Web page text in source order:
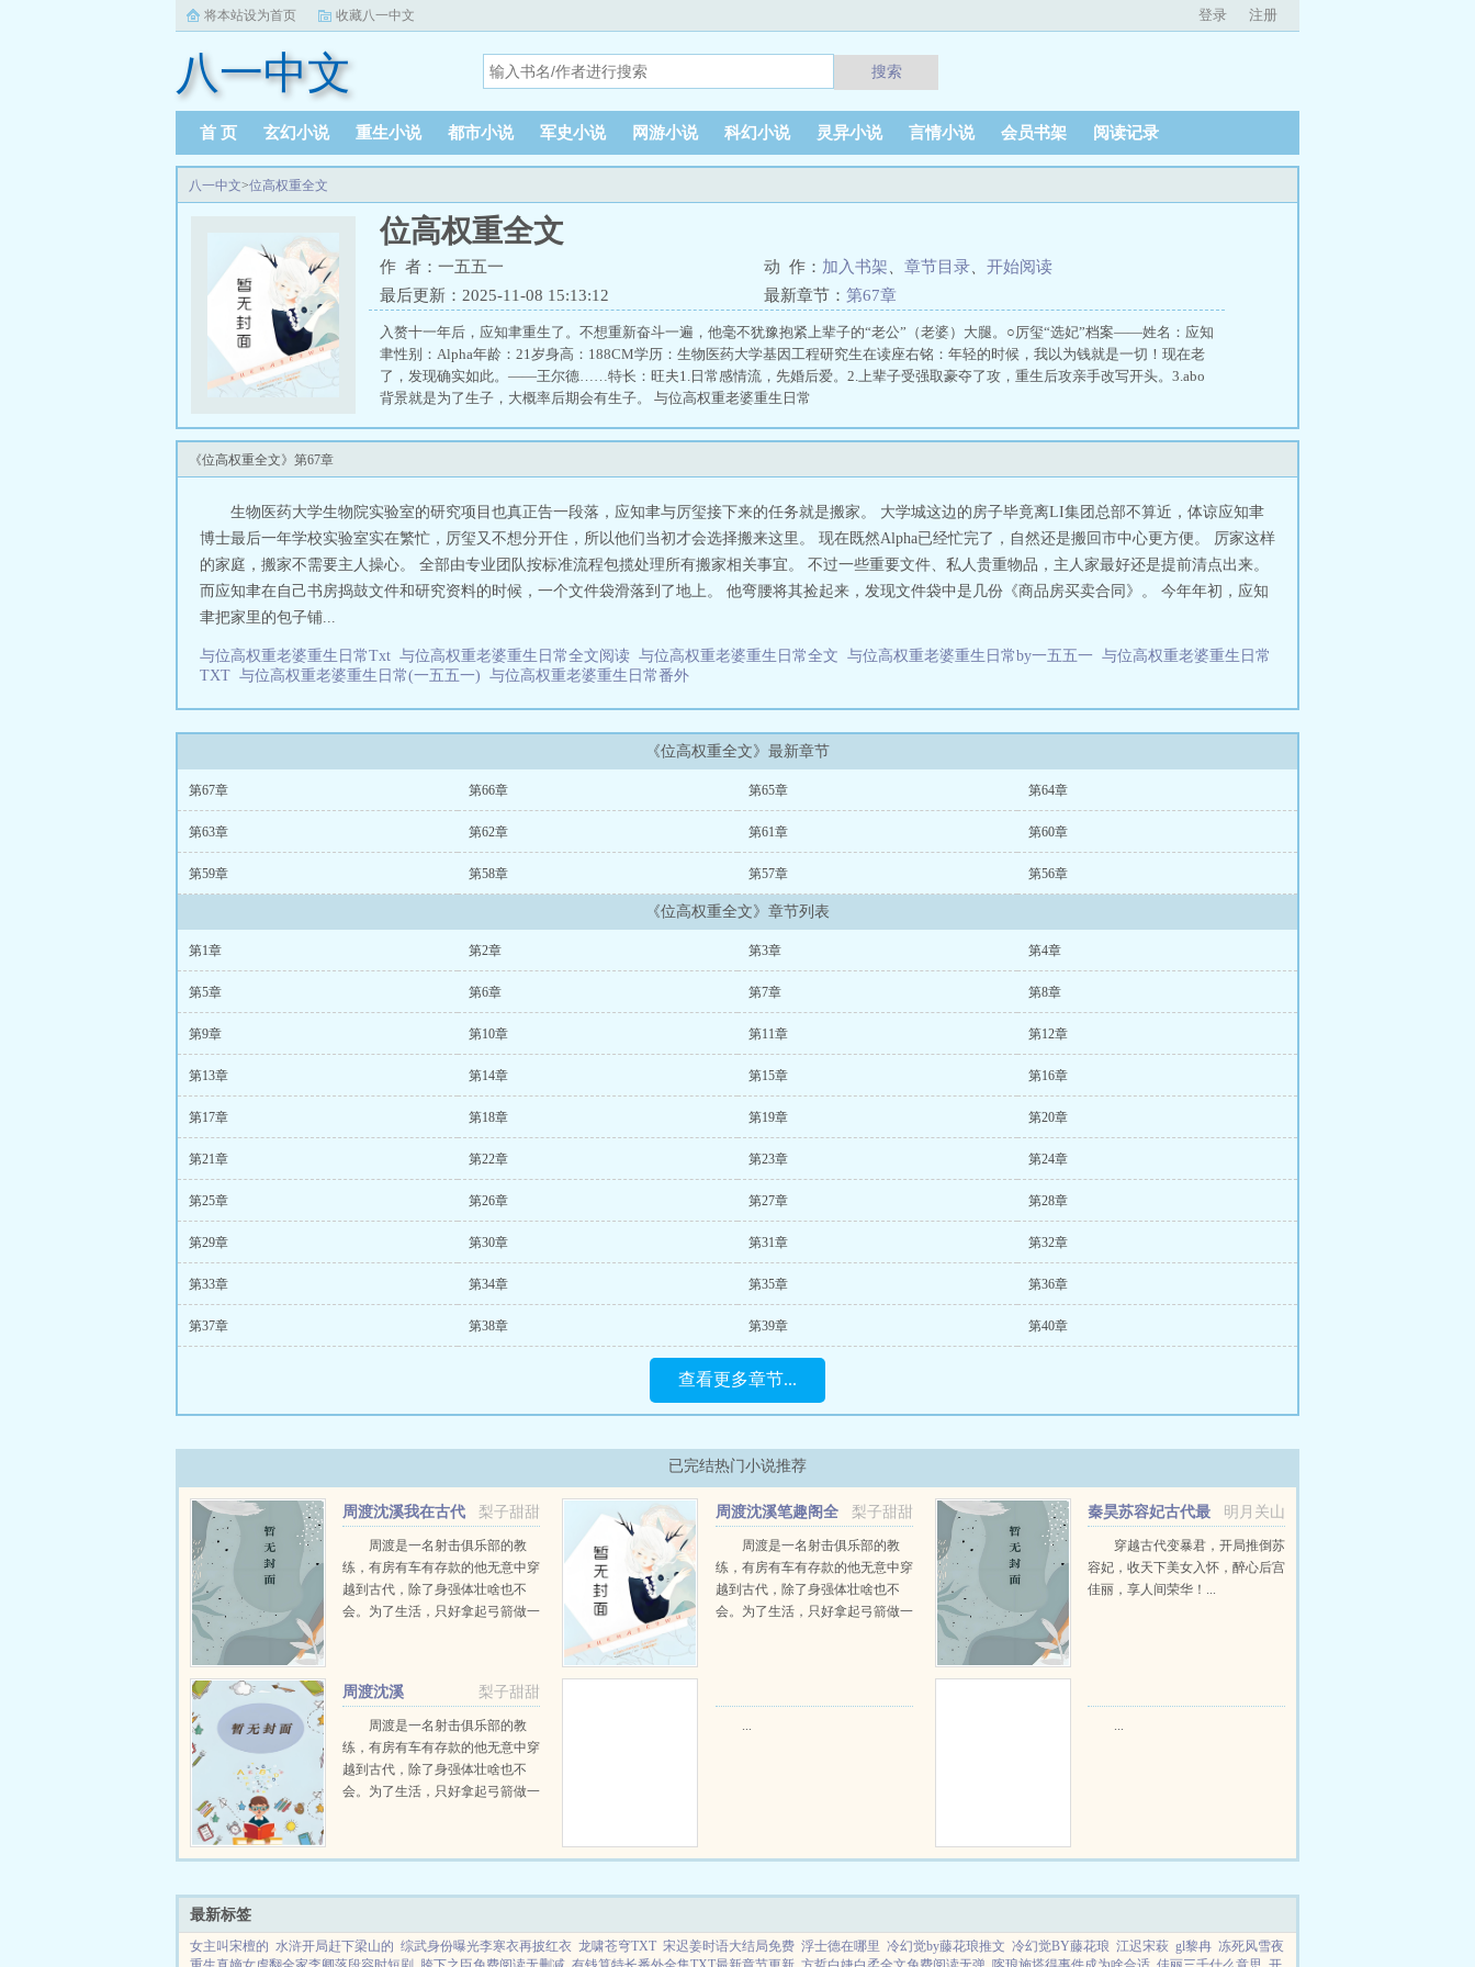
将本站设为首页 收藏八一中文 登录 注册
八一中文 搜索
首 页 玄幻小说 重生小说 都市小说 军史小说 网游小说 科幻小说 灵异小说 言情小说 会员书架 阅读记录
八一中文>位高权重全文
位高权重全文
作 者：一五五一 动 作： 加入书架 章节目录
开始阅读
最后更新：2025-11-08 15:13:12
最新章节： 第67章
入赘十一年后，应知聿重生了。不想重新奋斗一遍，他毫不犹豫抱紧上辈子的“老公”（老婆）大腿。○厉玺“选妃”档案——姓名：应知
聿性别：Alpha年龄：21岁身高：188CM学历：生物医药大学基因工程研究生在读座右铭：年轻的时候，我以为钱就是一切！现在老
了，发现确实如此。——王尔德……特长：旺夫1.日常感情流，先婚后爱。2.上辈子受强取豪夺了攻，重生后攻亲手改写开头。3.abo
背景就是为了生子，大概率后期会有生子。 与位高权重老婆重生日常
《位高权重全文》第67章
生物医药大学生物院实验室的研究项目也真正告一段落，应知聿与厉玺接下来的任务就是搬家。 大学城这边的房子毕竟离LI集团总部不算近，体谅应知聿
博士最后一年学校实验室实在繁忙，厉玺又不想分开住，所以他们当初才会选择搬来这里。 现在既然Alpha已经忙完了，自然还是搬回市中心更方便。 厉家这样
的家庭，搬家不需要主人操心。 全部由专业团队按标准流程包揽处理所有搬家相关事宜。 不过一些重要文件、私人贵重物品，主人家最好还是提前清点出来。
而应知聿在自己书房捣鼓文件和研究资料的时候，一个文件袋滑落到了地上。 他弯腰将其捡起来，发现文件袋中是几份《商品房买卖合同》。 今年年初，应知
聿把家里的包子铺...
与位高权重老婆重生日常Txt 与位高权重老婆重生日常全文阅读 与位高权重老婆重生日常全文 与位高权重老婆重生日常by一五五一 与位高权重老婆重生日常
TXT 与位高权重老婆重生日常(一五五一) 与位高权重老婆重生日常番外
《位高权重全文》最新章节
第67章 第66章 第65章 第64章
第63章 第62章 第61章 第60章
第59章 第58章 第57章 第56章
《位高权重全文》章节列表
第1章 第2章 第3章 第4章
第5章 第6章 第7章 第8章
第9章 第10章 第11章 第12章
第13章 第14章 第15章 第16章
第17章 第18章 第19章 第20章
第21章 第22章 第23章 第24章
第25章 第26章 第27章 第28章
第29章 第30章 第31章 第32章
第33章 第34章 第35章 第36章
第37章 第38章 第39章 第40章
查看更多章节...
已完结热门小说推荐
梨子甜甜
周渡沈溪我在古代
当猎户小说免费在线阅读
周渡是一名射击俱乐部的教
练，有房有车有存款的他无意中穿
越到古代，除了身强体壮啥也不
会。为了生活，只好拿起弓箭做一
渡看着山下的寥寥炊烟，以及那...
梨子甜甜
周渡沈溪笔趣阁全
文免费阅读
周渡是一名射击俱乐部的教
练，有房有车有存款的他无意中穿
越到古代，除了身强体壮啥也不
会。为了生活，只好拿起弓箭做一
明月关山
秦昊苏容妃古代最
强昏君最新章节在线阅读
穿越古代变暴君，开局推倒苏
容妃，收天下美女入怀，醉心后宫
佳丽，享人间荣华！...
梨子甜甜
周渡沈溪
周渡是一名射击俱乐部的教
练，有房有车有存款的他无意中穿
越到古代，除了身强体壮啥也不
会。为了生活，只好拿起弓箭做一
只野兔，不会做（失望）第三天周
... ...
最新标签
女主叫宋檀的 水浒开局赶下梁山的 综武身份曝光李寒衣再披红衣 龙啸苍穹TXT 宋迟姜时语大结局免费 浮士德在哪里 冷幻觉by藤花琅推文 冷幻觉BY藤花琅 江迟宋萩 gl黎冉 冻死风雪夜